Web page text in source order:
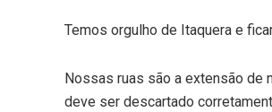
Temos orgulho de Itaquera e
Nossas ruas são a extensão
deve ser descartado